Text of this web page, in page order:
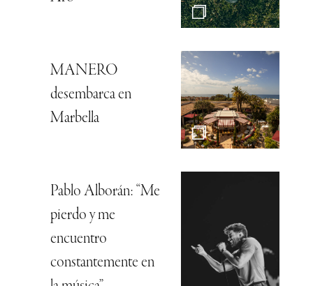
MANERO
desembarca en
Marbella
Pablo Alborán: “Me
pierdo y me
encuentro
constantemente en